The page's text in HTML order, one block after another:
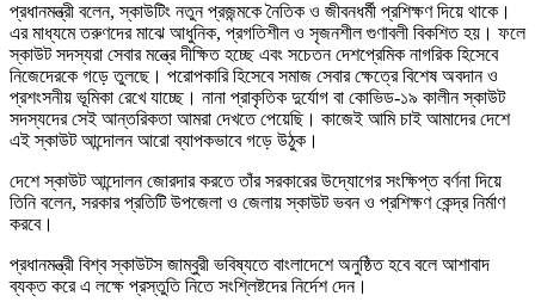
প্রধানমন্ত্রী বলেন, স্কাউটিং নতুন প্রজন্মকে নৈতিক ও জীবনধর্মী প্রশিক্ষণ দিয়ে থাকে।
এর মাধ্যমে তরুণদের মাঝে আধুনিক, প্রগতিশীল ও সৃজনশীল গুণাবলী বিকশিত হয়। ফলে
স্কাউট সদস্যরা সেবার মন্ত্রে দীক্ষিত হচ্ছে এবং সচেতন দেশপ্রেমিক নাগরিক হিসেবে
নিজেদেরকে গড়ে তুলছে। পরোপকারি হিসেবে সমাজ সেবার ক্ষেত্রে বিশেষ অবদান ও
প্রশংসনীয় ভূমিকা রেখে যাচ্ছে। নানা প্রাকৃতিক দুর্যোগ বা কোভিড-১৯ কালীন স্কাউট
সদস্যদের সেই আন্তরিকতা আমরা দেখতে পেয়েছি। কাজেই আমি চাই আমাদের দেশে
এই স্কাউট আন্দোলন আরো ব্যাপকভাবে গড়ে উঠুক।
দেশে স্কাউট আন্দোলন জোরদার করতে তাঁর সরকারের উদ্যোগের সংক্ষিপ্ত বর্ণনা দিয়ে
তিনি বলেন, সরকার প্রতিটি উপজেলা ও জেলায় স্কাউট ভবন ও প্রশিক্ষণ কেন্দ্র নির্মাণ
করবে।
প্রধানমন্ত্রী বিশ্ব স্কাউটস জাম্বুরী ভবিষ্যতে বাংলাদেশে অনুষ্ঠিত হবে বলে আশাবাদ
ব্যক্ত করে এ লক্ষে প্রস্তুতি নিতে সংশ্লিষ্টদের নির্দেশ দেন।